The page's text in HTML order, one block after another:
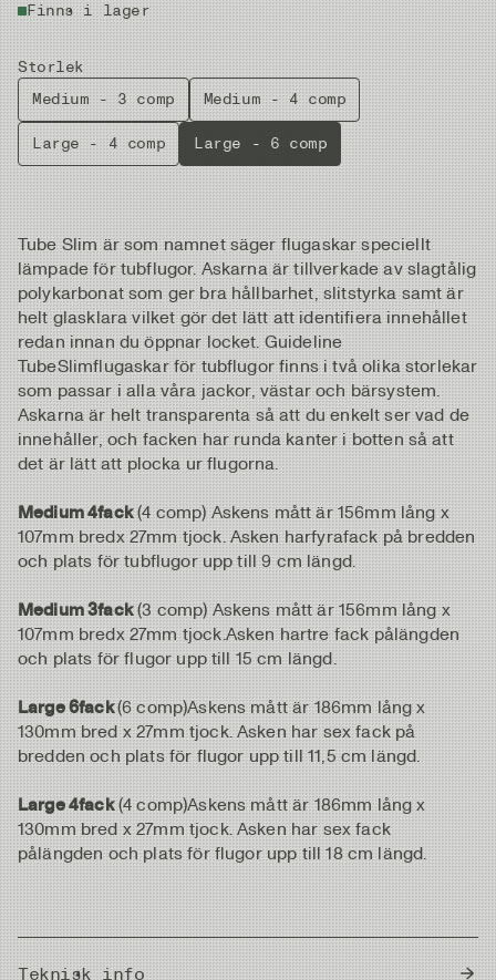
Finns i lager
Storlek
Medium - 3 comp
Medium - 4 comp
Large - 4 comp Large - 6 comp
Tube Slim är som namnet säger flugaskar speciellt
lämpade för tubflugor. Askarna är tillverkade av slagtålig
polykarbonat som ger bra hållbarhet, slitstyrka samt är
helt glasklara vilket gör det lätt att identifiera innehållet
redan innan du öppnar locket. Guideline
TubeSlimflugaskar för tubflugor finns i två olika storlekar
som passar i alla våra jackor, västar och bärsystem.
Askarna är helt transparenta så att du enkelt ser vad de
innehåller, och facken har runda kanter i botten så att
det är lätt att plocka ur flugorna.
Medium 4fack(4 comp) Askens mått är 156mm lång x
107mm bredx 27mm tjock. Asken harfyrafack på bredden
och plats för tubflugor upp till 9 cm längd.
Medium 3fack(3 comp) Askens mått är 156mm lång x
107mm bredx 27mm tjock.Asken hartre fack pålängden
och plats för flugor upp till 15 cm längd.
Large 6fack(6 comp)Askens mått är 186mm lång x
130mm bred x 27mm tjock. Asken har sex fack på
bredden och plats för flugor upp till 11,5 cm längd.
Large 4fack(4 comp)Askens mått är 186mm lång x
130mm bred x 27mm tjock. Asken har sex fack
pålängden och plats för flugor upp till 18 cm längd.
Teknisk info